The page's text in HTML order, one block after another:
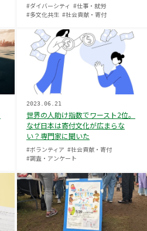
#ダイバーシティ #仕事・就労
#多文化共生 #社会貢献・寄付
世界の人助け指数でワースト2位。
なぜ日本は寄付文化が広まらな
い？専門家に聞いた
2023.06.21
#ボランティア #社会貢献・寄付
#調査・アンケート